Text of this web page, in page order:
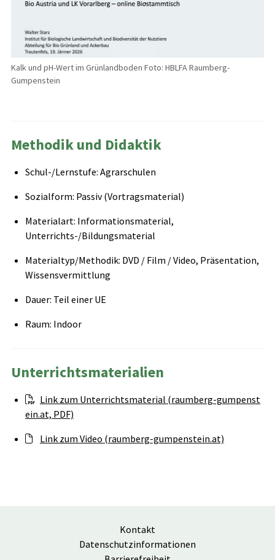
Kalk und pH-Wert im Grünlandboden Foto: HBLFA Raumberg-
Gumpenstein
Methodik und Didaktik
Schul-/Lernstufe: Agrarschulen
Sozialform: Passiv (Vortragsmaterial)
Materialart: Informationsmaterial,
Unterrichts-/Bildungsmaterial
Materialtyp/Methodik: DVD / Film / Video, Präsentation,
Wissensvermittlung
Dauer: Teil einer UE
Raum: Indoor
Unterrichtsmaterialien
Link zum Unterrichtsmaterial (raumberg-gumpenst
ein.at, PDF)
Link zum Video (raumberg-gumpenstein.at)
Kontakt
Datenschutzinformationen